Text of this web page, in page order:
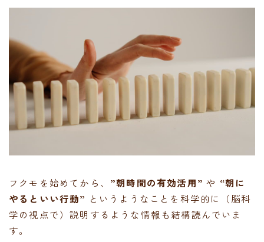
フクモを始めてから、 ”朝時間の有効活用”や “朝に
やるといい行動” というようなことを科学的に（脳科
学の視点で）説明するような情報も結構読んでいま
す。